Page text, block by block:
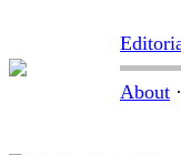
About ·